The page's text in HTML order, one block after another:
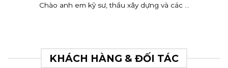
Chào anh em kỹ sư, thầu xây dựng và các ...
KHÁCH HÀNG & ĐỐI TÁC